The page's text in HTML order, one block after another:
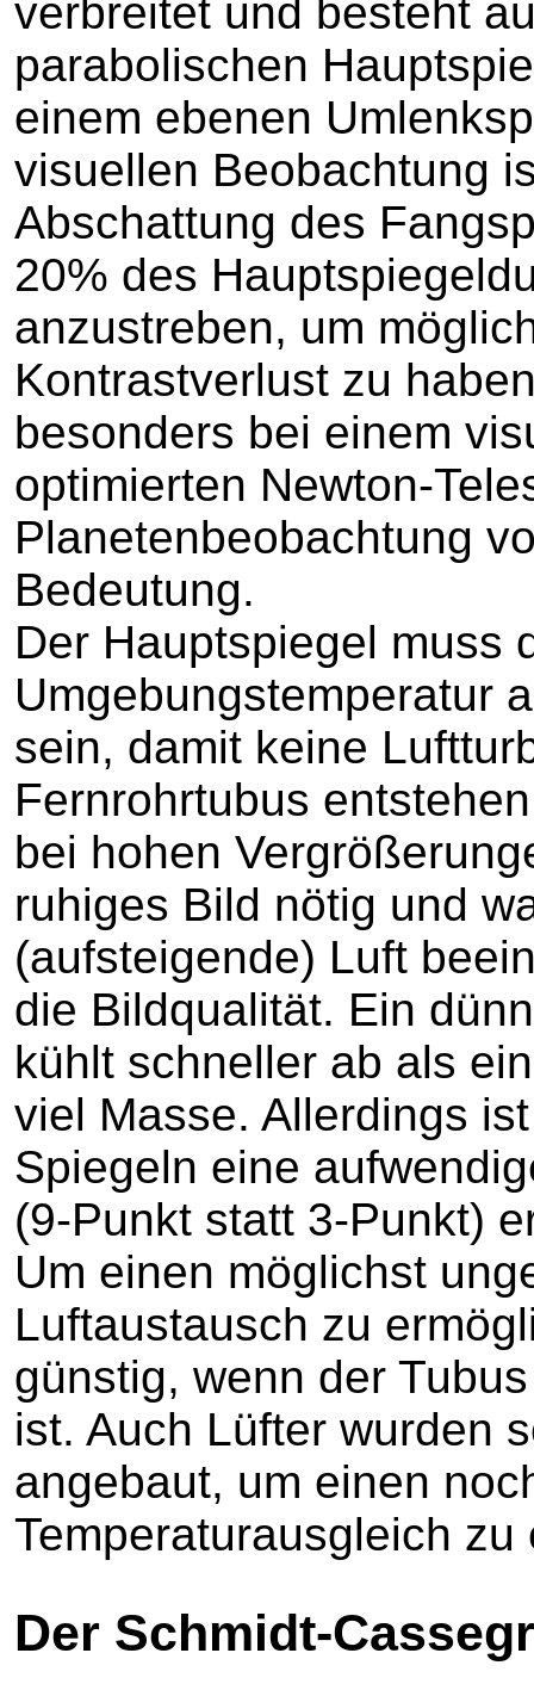
verbreitet und besteht
parabolischen
einem ebenen
visuellen Beobachtung
Abschattung des
20% des
anzustreben, um
Kontrastverlust zu
besonders bei einem
optimierten Newton-
Planetenbeobachtung
Bedeutung.
Der Hauptspiegel muss
Umgebungstemperatur
sein, damit keine
Fernrohrtubus
bei hohen
ruhiges Bild nötig und
(aufsteigende) Luft
die Bildqualität. Ein
kühlt schneller ab als
viel Masse. Allerdings
Spiegeln eine
(9-Punkt statt 3-Punkt)
Um einen möglichst
Luftaustausch zu
günstig, wenn der
ist. Auch Lüfter wurden
angebaut, um einen
Temperaturausgleich zu
Der Schmidt-